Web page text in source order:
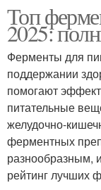
Топ
2025:
Ферменты для
поддержании
помогают
питательные
желудочно-
ферментных
разнообразным,
рейтинг лучших